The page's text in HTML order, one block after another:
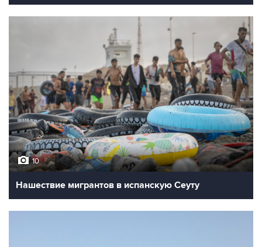
10
Нашествие мигрантов в испанскую Сеуту